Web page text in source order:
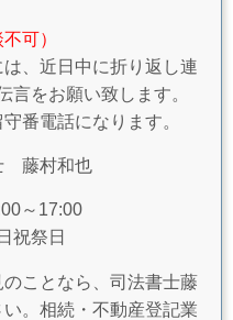
可）
、近日中に折り返し連
言をお願い致します。
番電話になります。
藤村和也
～17:00
祝祭日
ことなら、司法書士藤
。相続・不動産登記業